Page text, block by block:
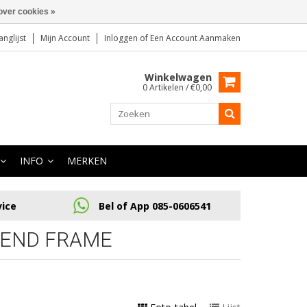
Mijn Account Inloggen of Een Account Aanmaken
Winkelwagen
0 Artikelen / €0,00
INFO MERKEN
Bel of App 085-0606541
FRAME
cookies »